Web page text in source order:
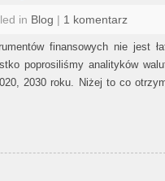
in Blog | 1 komentarz
finansowych nie jest
poprosiliśmy analityków
2030 roku. Niżej to co